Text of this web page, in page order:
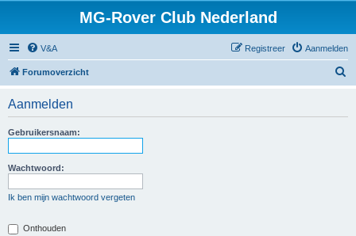
MG-Rover Club Nederland
V&A Aanmelden
Registreer
Forumoverzicht
Aanmelden
Gebruikersnaam:
Wachtwoord:
Ik ben mijn wachtwoord vergeten
Onthouden